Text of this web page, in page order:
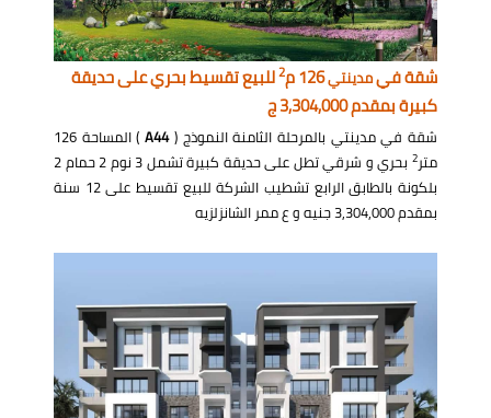
شقة فيمدينتي126 م 2للبيع تقسيط بحري على حديقة
كبيرة بمقدم 3,304,000 ج
شقة في مدينتي بالمرحلة الثامنة النموذج (A44
) المساحة 126
متر2
بحري و شرقي تطل على حديقة كبيرة تشمل 3 نوم 2 حمام 2
بلكونة بالطابق الرابع تشطيب الشركة للبيع تقسيط على 12 سنة
بمقدم 3,304,000 جنيه و ع ممر الشانزلزيه